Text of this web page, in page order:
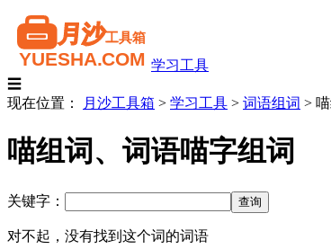
学习工具
☰
现在位置：
月沙工具箱 > 学习工具 > 词语组词 >
喵组词、词语喵字组词
关键字：
对不起，没有找到这个词的词语